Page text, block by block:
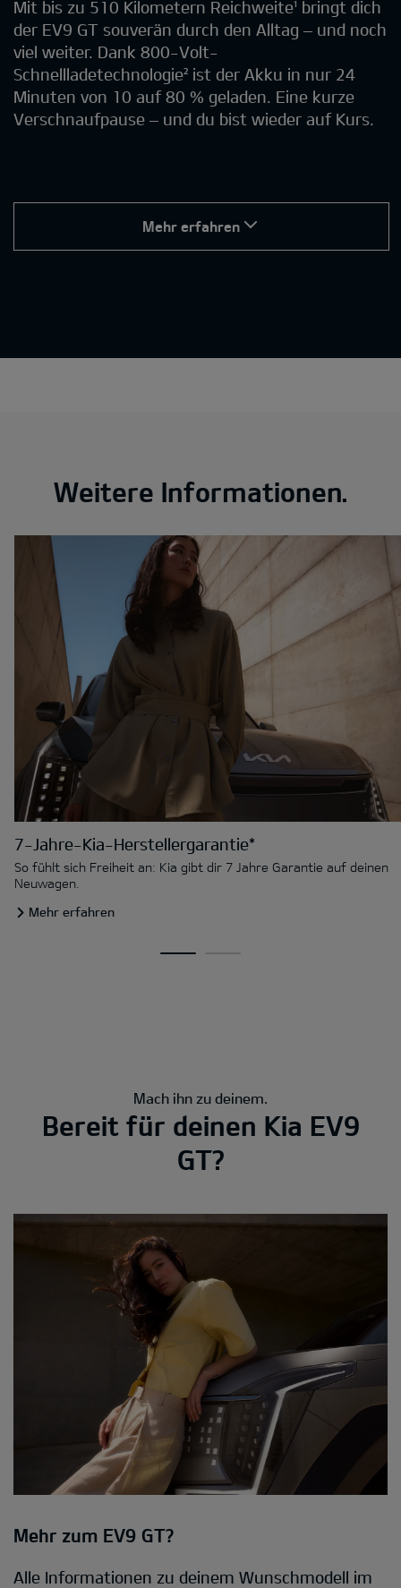
Mit bis zu 510 Kilometern Reichweite¹ bringt dich
der EV9 GT souverän durch den Alltag – und noch
viel weiter. Dank 800-Volt-
Schnellladetechnologie² ist der Akku in nur 24
Minuten von 10 auf 80 % geladen. Eine kurze
Verschnaufpause – und du bist wieder auf Kurs.
Mehr erfahren
Weitere Informationen.
7-Jahre-Kia-Herstellergarantie*
So fühlt sich Freiheit an: Kia gibt dir 7 Jahre Garantie auf deinen
Neuwagen.
Mehr erfahren
Mach ihn zu deinem.
Bereit für deinen Kia EV9
GT?
Mehr zum EV9 GT?
Alle Informationen zu deinem Wunschmodell im